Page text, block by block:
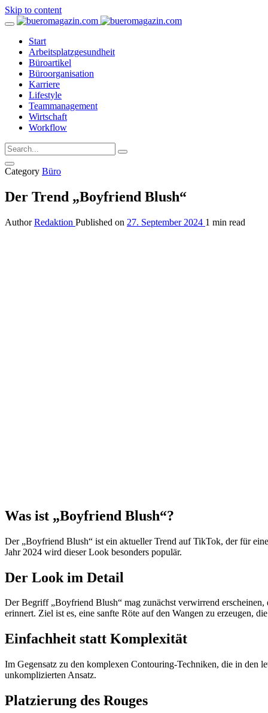
Skip to content
Start
Arbeitsplatzgesundheit
Büroartikel
Büroorganisation
Karriere
Lifestyle
Teammanagement
Wirtschaft
Workflow
Category Büro
Der Trend „Boyfriend Blush“
Author Redaktion Published on 27. September 2024 1 min read
Was ist „Boyfriend Blush“?
Der „Boyfriend Blush“ ist ein aktueller Trend auf TikTok, der für
Jahr 2024 wird dieser Look besonders populär.
Der Look im Detail
Der Begriff „Boyfriend Blush“ mag zunächst verwirrend
erinnert. Ziel ist es, eine sanfte Röte auf den Wangen zu erzeugen,
Einfachheit statt Komplexität
Im Gegensatz zu den komplexen Contouring-Techniken, die in den
unkomplizierten Ansatz.
Platzierung des Rouges